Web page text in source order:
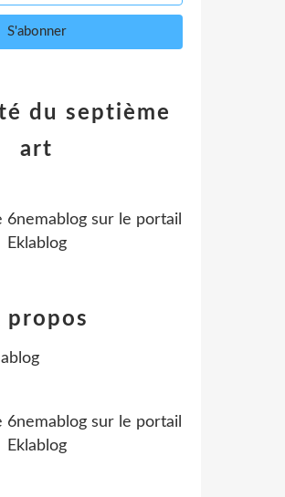
du septième
art
6nemablog sur le portail
Eklablog
propos
6nemablog sur le portail
Eklablog